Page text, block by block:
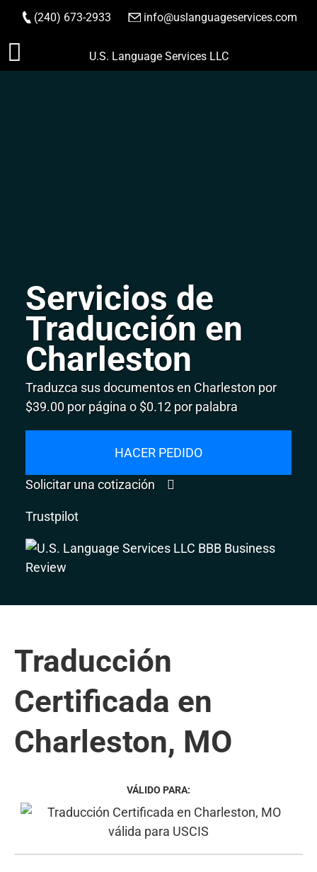
Saltar
(240) 673-2933 info@uslanguageservices.com
HACER PEDIDO
U.S. Language Services LLC
Servicios de
Traducción en
Charleston
Traduzca sus documentos en Charleston por
$39.00 por página o $0.12 por palabra
HACER PEDIDO
Solicitar una cotización
Trustpilot
Traducción
Certificada en
Charleston, MO
VÁLIDO PARA: